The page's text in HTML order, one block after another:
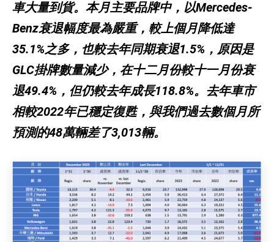
車大量到貨。本月主要品牌中，以Mercedes-
Benz衰退幅度最為嚴重，較上個月降低達
35.1%之多，也較去年同期衰退1.5%，原因是
GLC掛牌數量減少，在十二月份較十一月份衰
退49.4%，但仍較去年成長118.8%。去年車市
相較2022年已穩定復甦，與我們過去數個月所
預測的48萬輛差了3,013輛。